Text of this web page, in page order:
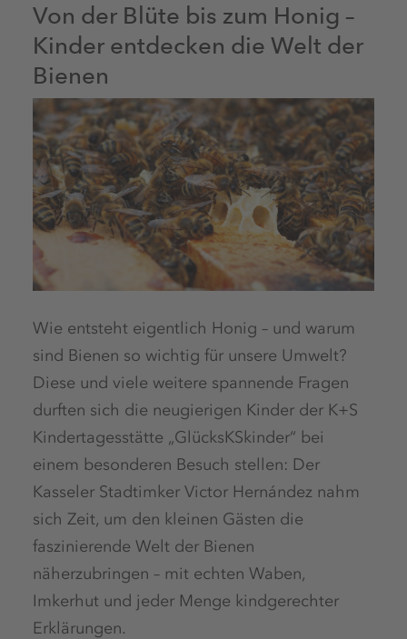
Von der Blüte bis zum Honig –
Kinder entdecken die Welt der
Bienen
Wie entsteht eigentlich Honig – und warum
sind Bienen so wichtig für unsere Umwelt?
Diese und viele weitere spannende Fragen
durften sich die neugierigen Kinder der K+S
Kindertagesstätte „GlücksKSkinder“ bei
einem besonderen Besuch stellen: Der
Kasseler Stadtimker Victor Hernández nahm
sich Zeit, um den kleinen Gästen die
faszinierende Welt der Bienen
näherzubringen – mit echten Waben,
Imkerhut und jeder Menge kindgerechter
Erklärungen.